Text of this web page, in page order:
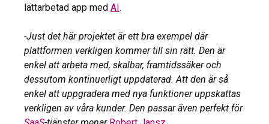
lättarbetad app med AI.
-Just det här projektet är ett bra exempel där
plattformen verkligen kommer till sin rätt. Den är
enkel att arbeta med, skalbar, framtidssäker och
dessutom kontinuerligt uppdaterad. Att den är så
enkel att uppgradera med nya funktioner uppskattas
verkligen av våra kunder. Den passar även perfekt för